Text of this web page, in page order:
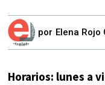
por Elena Rojo
Horarios: lunes a